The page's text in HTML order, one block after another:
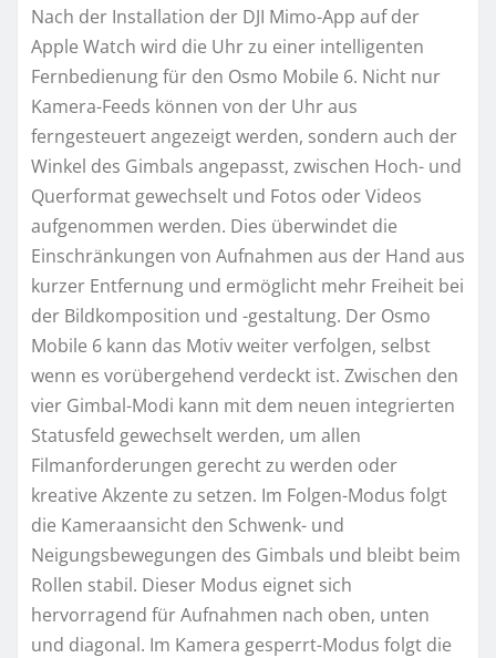
Nach der Installation der DJI Mimo-App auf der
Apple Watch wird die Uhr zu einer intelligenten
Fernbedienung für den Osmo Mobile 6. Nicht nur
Kamera-Feeds können von der Uhr aus
ferngesteuert angezeigt werden, sondern auch der
Winkel des Gimbals angepasst, zwischen Hoch- und
Querformat gewechselt und Fotos oder Videos
aufgenommen werden. Dies überwindet die
Einschränkungen von Aufnahmen aus der Hand aus
kurzer Entfernung und ermöglicht mehr Freiheit bei
der Bildkomposition und -gestaltung. Der Osmo
Mobile 6 kann das Motiv weiter verfolgen, selbst
wenn es vorübergehend verdeckt ist. Zwischen den
vier Gimbal-Modi kann mit dem neuen integrierten
Statusfeld gewechselt werden, um allen
Filmanforderungen gerecht zu werden oder
kreative Akzente zu setzen. Im Folgen-Modus folgt
die Kameraansicht den Schwenk- und
Neigungsbewegungen des Gimbals und bleibt beim
Rollen stabil. Dieser Modus eignet sich
hervorragend für Aufnahmen nach oben, unten
und diagonal. Im Kamera gesperrt-Modus folgt die